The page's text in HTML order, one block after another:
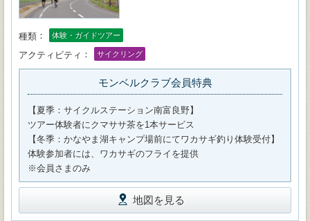
種類 体験・ガイドツアー
アクティビティ サイクリング
モンベルクラブ会員特典
【夏季：サイクルステーション南富良野】
ツアー体験者にクマササ茶を1本サービス
【冬季：かなやま湖キャンプ場前にてワカサギ釣り体験受付】
体験参加者には、ワカサギのフライを提供
※会員さまのみ
地図を見る